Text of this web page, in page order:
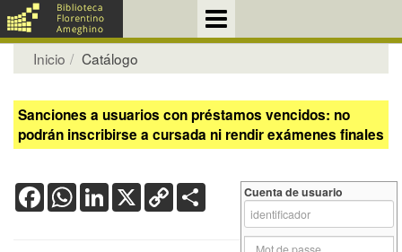
Inicio Catálogo
Sanciones a usuarios con préstamos vencidos: no
podrán inscribirse a cursada ni rendir exámenes finales
FacebookWhatsApp
LinkedIn
X Copy
Link
Cuenta de usuario